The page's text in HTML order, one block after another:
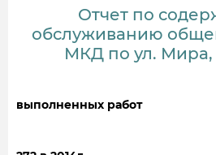
Отчет по
обслуживанию
МКД по ул. Мира,
выполненных работ
в МКД по